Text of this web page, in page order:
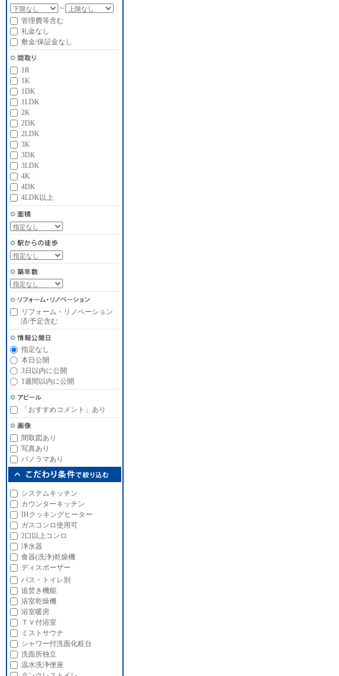
～
管理費等含む
礼金なし
敷金/保証金なし
1R
1K
1DK
1LDK
2K
2DK
2LDK
3K
3DK
3LDK
4K
4DK
4LDK以上
リフォーム・リノベーション
済/予定含む
指定なし
本日公開
3日以内に公開
1週間以内に公開
「おすすめコメント」あり
間取図あり
写真あり
パノラマあり
システムキッチン
カウンターキッチン
IHクッキングヒーター
ガスコンロ使用可
2口以上コンロ
浄水器
食器(洗浄)乾燥機
ディスポーザー
バス・トイレ別
追焚き機能
浴室乾燥機
浴室暖房
ＴＶ付浴室
ミストサウナ
シャワー付洗面化粧台
洗面所独立
温水洗浄便座